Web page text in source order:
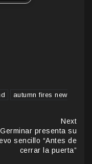
autumn fires new
Next
Germinar presenta su
sencillo “Antes de
cerrar la puerta”